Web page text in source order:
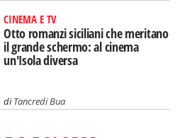
CINEMA E TV
Otto romanzi siciliani che meritano
il grande schermo: al cinema
un'Isola diversa
diTancredi Bua